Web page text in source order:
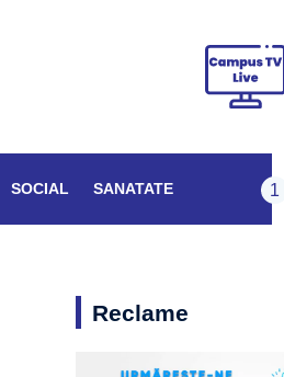
SOCIAL SANATATE
Reclame